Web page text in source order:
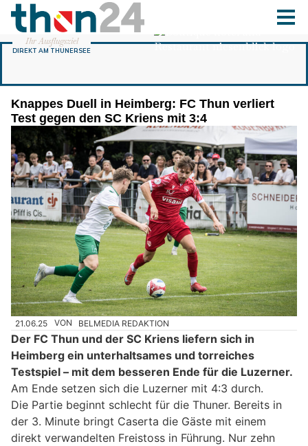
Knappes Duell in Heimberg: FC Thun verliert
Test gegen den SC Kriens mit 3:4
21.06.25 VON BELMEDIA REDAKTION
Der FC Thun und der SC Kriens liefern sich in
Heimberg ein unterhaltsames und torreiches
Testspiel – mit dem besseren Ende für die Luzerner.
Am Ende setzen sich die Luzerner mit 4:3 durch.
Die Partie beginnt schlecht für die Thuner. Bereits in
der 3. Minute bringt Caserta die Gäste mit einem
direkt verwandelten Freistoss in Führung. Nur zehn